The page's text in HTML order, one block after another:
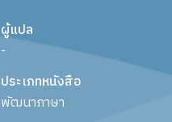
ผู้แปล
-
ประเภทหนังสือ
พัฒนาภาษา